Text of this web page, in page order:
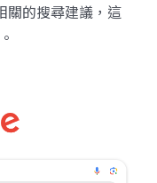
關的搜尋建議，這